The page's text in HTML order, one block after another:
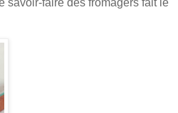
faire des fromagers fait le